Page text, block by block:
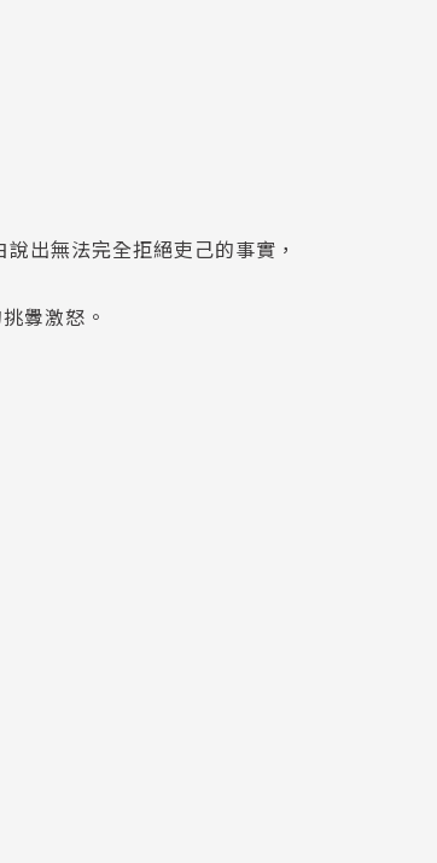
出無法完全拒絕吏己的事實，
釁激怒。